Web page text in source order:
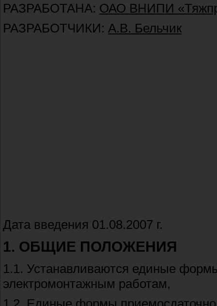
РАЗРАБОТАНА: ОАО ВНИПИ
РАЗРАБОТЧИКИ: А.В. Бельчик
Дата введения 01.08.2007 г.
1. ОБЩИЕ ПОЛОЖЕНИЯ
1.1. Устанавливаются единые
электромонтажным работам,